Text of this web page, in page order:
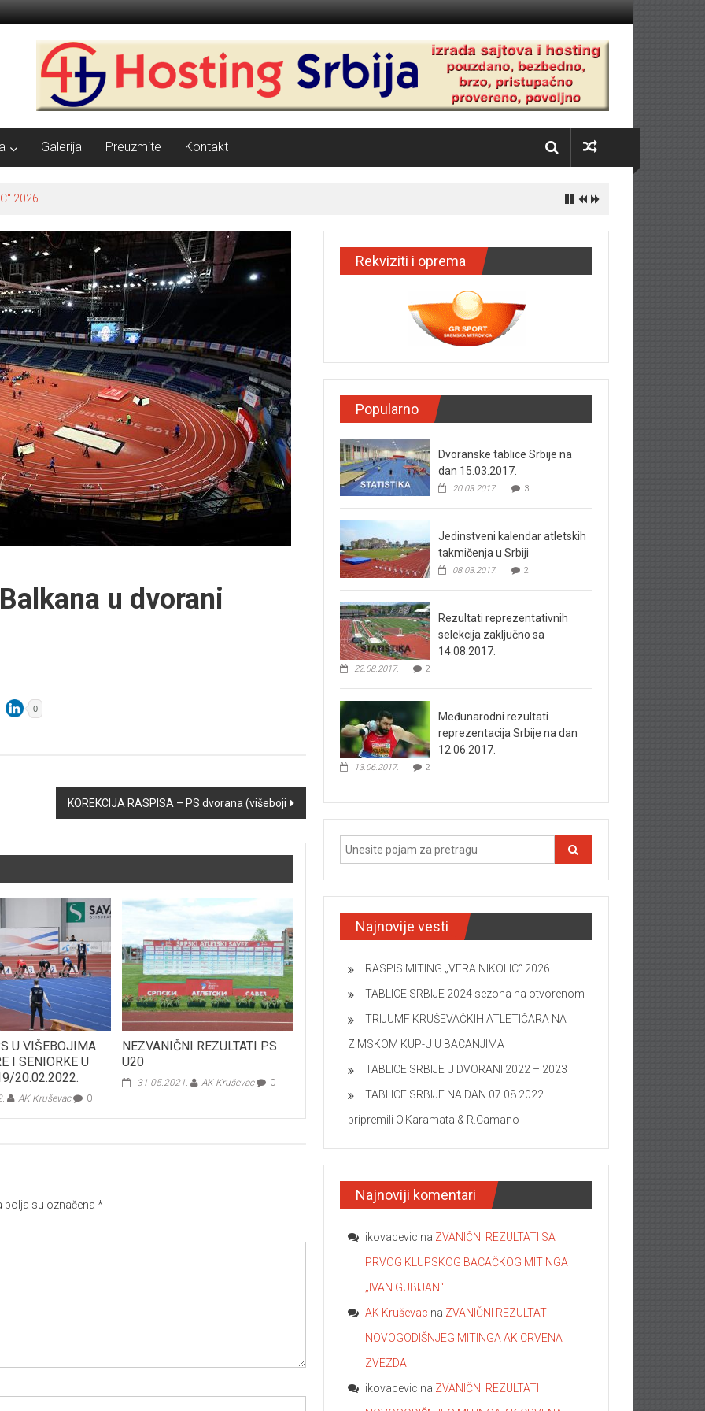
Galerija Preuzmite Kontakt
2026
u dvorani
0
KOREKCIJA RASPISA – PS dvorana (višeboji
U VIŠEBOJIMA
I SENIORKE U
20.02.2022.
AK Kruševac 0
NEZVANIČNI REZULTATI PS
U20
31.05.2021. AK Kruševac 0
polja su označena *
Rekviziti i oprema
Popularno
Dvoranske tablice Srbije na
dan 15.03.2017.
20.03.2017. 3
Jedinstveni kalendar atletskih
takmičenja u Srbiji
08.03.2017. 2
Rezultati reprezentativnih
selekcija zaključno sa
14.08.2017.
22.08.2017. 2
Međunarodni rezultati
reprezentacija Srbije na dan
12.06.2017.
13.06.2017. 2
Najnovije vesti
RASPIS MITING „VERA NIKOLIC“ 2026
TABLICE SRBIJE 2024 sezona na otvorenom
TRIJUMF KRUŠEVAČKIH ATLETIČARA NA
ZIMSKOM KUP-U U BACANJIMA
TABLICE SRBIJE U DVORANI 2022 – 2023
TABLICE SRBIJE NA DAN 07.08.2022.
pripremili O.Karamata & R.Camano
Najnoviji komentari
ikovacevic na ZVANIČNI REZULTATI SA
PRVOG KLUPSKOG BACAČKOG MITINGA
„IVAN GUBIJAN“
AK Kruševac na ZVANIČNI REZULTATI
NOVOGODIŠNJEG MITINGA AK CRVENA
ZVEZDA
ikovacevic na ZVANIČNI REZULTATI